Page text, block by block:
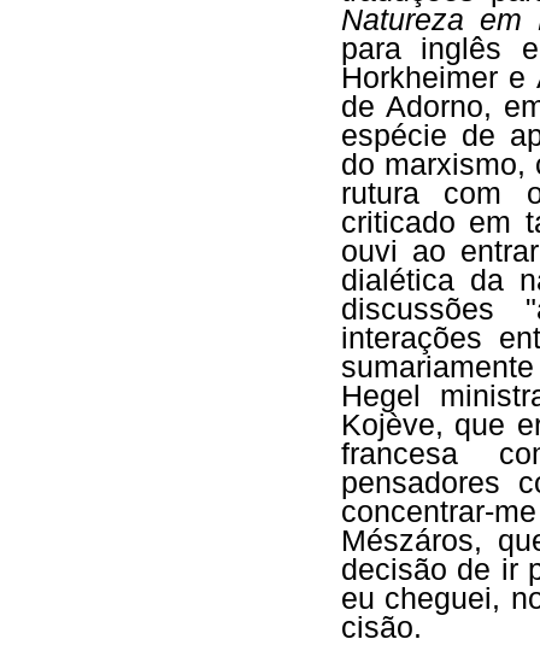
Natureza em
para inglês
Horkheimer
de Adorno,
espécie de
do marxismo,
rutura com
criticado em
ouvi ao
dialética da
discussões
interações
Hegel
Kojève, que
francesa
pensadores
concentrar-
Mészáros,
decisão de ir
eu cheguei,
cisão.